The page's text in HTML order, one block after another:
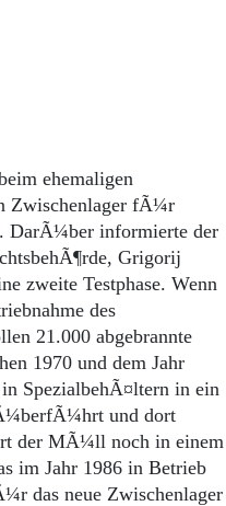
ehemaligen
Zwischenlager fÃ¼r
DarÃ¼ber informierte der
Grigorij
zweite Testphase. Wenn
des
21.000 abgebrannte
1970 und dem Jahr
SpezialbehÃ¤ltern in ein
und dort
der MÃ¼ll noch in einem
im Jahr 1986 in Betrieb
das neue Zwischenlager